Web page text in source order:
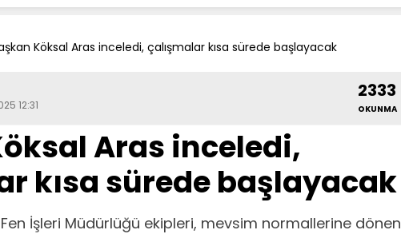
Köksal Aras inceledi, çalışmalar kısa sürede başlayacak
12:31
2333
OKUNMA
Aras inceledi,
kısa sürede başlayacak
İşleri Müdürlüğü ekipleri, mevsim normallerine dönen